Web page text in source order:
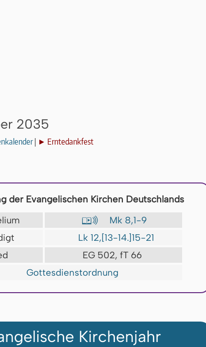
2035
| ► Erntedankfest
der Evangelischen Kirchen Deutschlands

Mk 8,1-9
Lk 12,[13-14.]15-21
EG 502, fT 66
Gottesdienstordnung
Kirchenjahr